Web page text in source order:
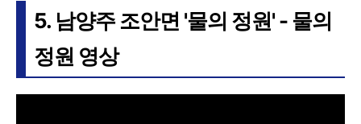
5. 남양주 조안면 '물의 정원' - 물의
정원 영상